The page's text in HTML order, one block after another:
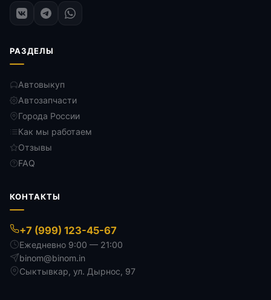
РАЗДЕЛЫ
Автовыкуп
Автозапчасти
Города России
Как мы работаем
Отзывы
FAQ
КОНТАКТЫ
+7 (999) 123-45-67
Ежедневно 9:00 — 21:00
binom@binom.in
Сыктывкар, ул. Дырнос, 97